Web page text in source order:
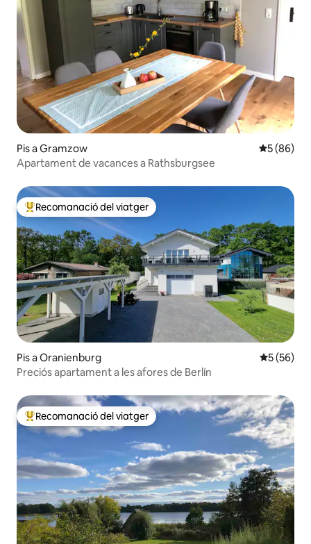
Pis a Gramzow 5 de
5 (86)
Apartament de vacances a Rathsburgsee
Principals recomanacions dels viatgers
Recomanació del viatger
Pis a Oranienburg 5 de
5 (56)
Preciós apartament a les afores de Berlín
Principals recomanacions dels viatgers
Recomanació del viatger